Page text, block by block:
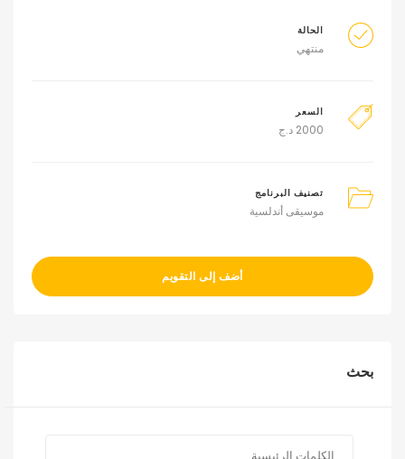
الحالة
منتهي
السعر
2000 د.ج
تصنيف البرنامج
موسيقى أندلسية
أضف إلى التقويم
بحث